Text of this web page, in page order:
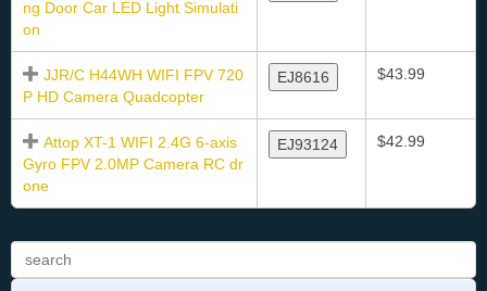
ng Door Car LED Light Simulati
on
JJR/C H44WH WIFI FPV 720
P HD Camera Quadcopter
EJ8616 $43.99
Attop XT-1 WIFI 2.4G 6-axis
Gyro FPV 2.0MP Camera RC dr
one
EJ93124 $42.99